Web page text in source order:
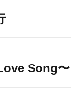
Song〜